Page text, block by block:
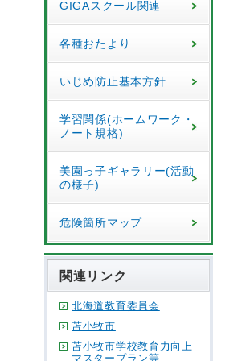
GIGAスクール関連
各種おたより
いじめ防止基本方針
学習関係(ホームワーク・
ノート規格)
美園っ子ギャラリー(活動
の様子)
危険箇所マップ
関連リンク
北海道教育委員会
苫小牧市
苫小牧市学校教育力向上
マスタープラン等